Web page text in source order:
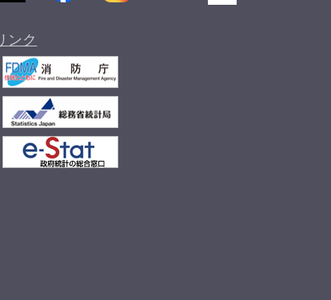
ンク